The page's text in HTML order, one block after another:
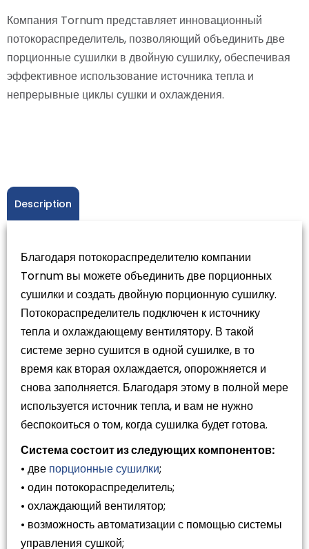
Компания Tornum представляет инновационный
потокораспределитель, позволяющий объединить две
порционные сушилки в двойную сушилку, обеспечивая
эффективное использование источника тепла и
непрерывные циклы сушки и охлаждения.
Description
Благодаря потокораспределителю компании
Tornum вы можете объединить две порционных
сушилки и создать двойную порционную сушилку.
Потокораспределитель подключен к источнику
тепла и охлаждающему вентилятору. В такой
системе зерно сушится в одной сушилке, в то
время как вторая охлаждается, опорожняется и
снова заполняется. Благодаря этому в полной мере
используется источник тепла, и вам не нужно
беспокоиться о том, когда сушилка будет готова.
Система состоит из следующих компонентов:
• две порционные сушилки;
• один потокораспределитель;
• охлаждающий вентилятор;
• возможность автоматизации с помощью системы
управления сушкой;